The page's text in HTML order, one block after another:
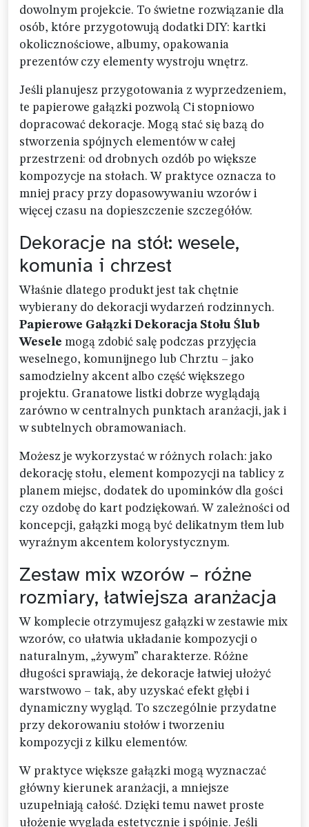
dowolnym projekcie. To świetne rozwiązanie dla
osób, które przygotowują dodatki DIY: kartki
okolicznościowe, albumy, opakowania
prezentów czy elementy wystroju wnętrz.
Jeśli planujesz przygotowania z wyprzedzeniem,
te papierowe gałązki pozwolą Ci stopniowo
dopracować dekoracje. Mogą stać się bazą do
stworzenia spójnych elementów w całej
przestrzeni: od drobnych ozdób po większe
kompozycje na stołach. W praktyce oznacza to
mniej pracy przy dopasowywaniu wzorów i
więcej czasu na dopieszczenie szczegółów.
Dekoracje na stół: wesele,
komunia i chrzest
Właśnie dlatego produkt jest tak chętnie
wybierany do dekoracji wydarzeń rodzinnych.
Papierowe Gałązki Dekoracja Stołu Ślub
Wesele mogą zdobić salę podczas przyjęcia
weselnego, komunijnego lub Chrztu – jako
samodzielny akcent albo część większego
projektu. Granatowe listki dobrze wyglądają
zarówno w centralnych punktach aranżacji, jak i
w subtelnych obramowaniach.
Możesz je wykorzystać w różnych rolach: jako
dekorację stołu, element kompozycji na tablicy z
planem miejsc, dodatek do upominków dla gości
czy ozdobę do kart podziękowań. W zależności od
koncepcji, gałązki mogą być delikatnym tłem lub
wyraźnym akcentem kolorystycznym.
Zestaw mix wzorów – różne
rozmiary, łatwiejsza aranżacja
W komplecie otrzymujesz gałązki w zestawie mix
wzorów, co ułatwia układanie kompozycji o
naturalnym, „żywym” charakterze. Różne
długości sprawiają, że dekoracje łatwiej ułożyć
warstwowo – tak, aby uzyskać efekt głębi i
dynamiczny wygląd. To szczególnie przydatne
przy dekorowaniu stołów i tworzeniu
kompozycji z kilku elementów.
W praktyce większe gałązki mogą wyznaczać
główny kierunek aranżacji, a mniejsze
uzupełniają całość. Dzięki temu nawet proste
ułożenie wygląda estetycznie i spójnie. Jeśli